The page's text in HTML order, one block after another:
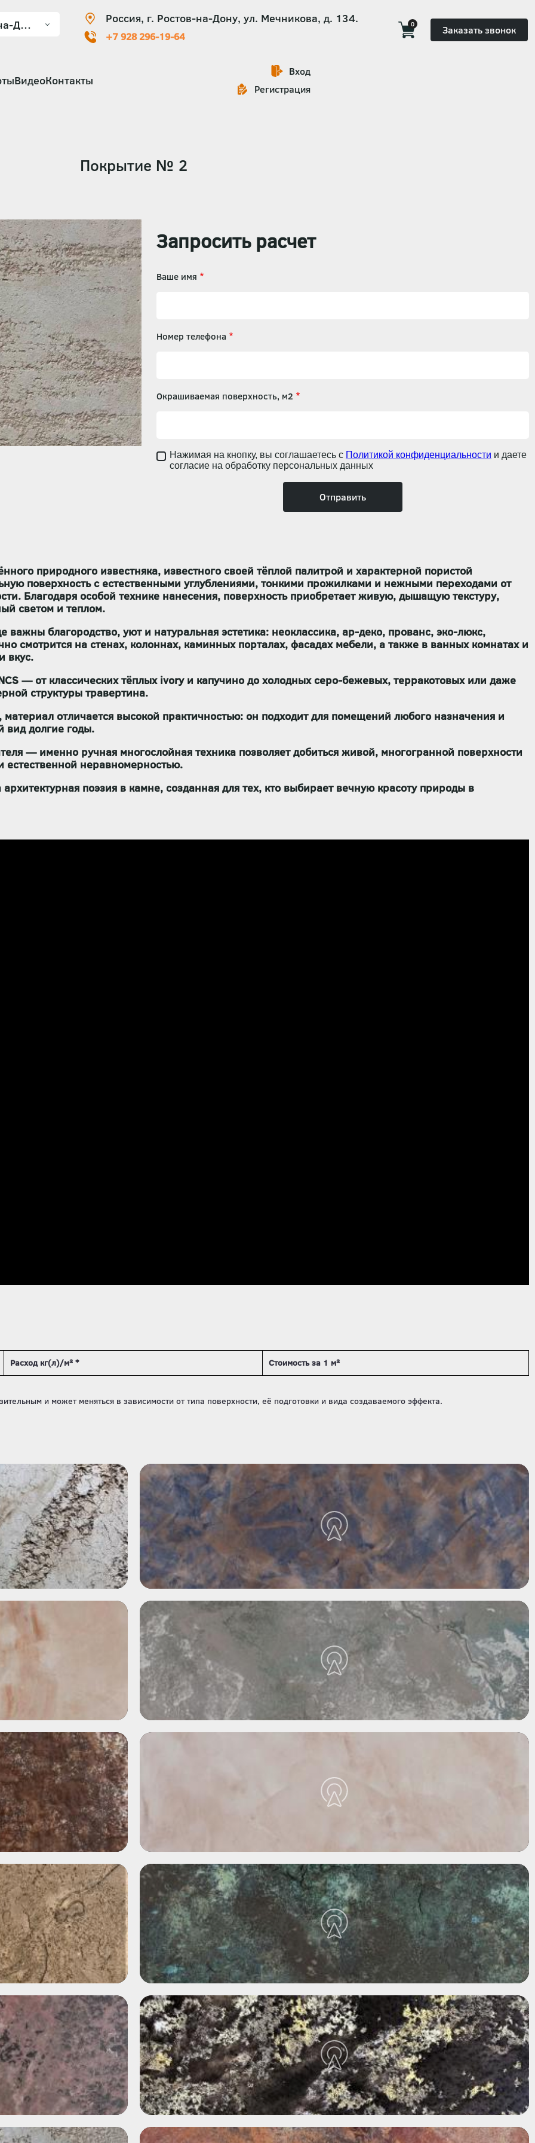
Россия, г. Ростов-на-Дону, ул. Мечникова, д. 134.
+7 928 296-19-64
0 Заказать звонок
ВидеоКонтакты
Вход
Регистрация
Покрытие № 2
Запросить расчет
Ваше имя
Номер телефона
Окрашиваемая поверхность, м2
Нажимая на кнопку, вы соглашаетесь с Политикой конфиденциальности и даете
согласие на обработку персональных данных
природного известняка, известного своей тёплой палитрой и характерной пористой
поверхность с естественными углублениями, тонкими прожилками и нежными переходами от
Благодаря особой технике нанесения, поверхность приобретаетживую, дышащую текстуру,
светом и теплом.
важны благородство, уют и натуральная эстетика: неоклассика, ар-деко, прованс, эко-люкс,
смотрится на стенах, колоннах, каминных порталах, фасадах мебели, а также в ванных комнатах и
вкус.
— от классических тёплых ivory и капучино до холодных серо-бежевых, терракотовых или даже
структуры травертина.
отличается высокой практичностью: он подходит для помещений любого назначения и
вид долгие годы.
— именно ручная многослойная техника позволяет добиться живой, многогранной поверхности
естественной неравномерностью.
архитектурная поэзия в камне, созданная для тех, кто выбирает вечную красоту природы в
Расход кг(л)/м² * Стоимость за 1 м²